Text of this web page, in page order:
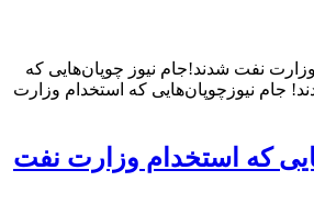
نفت شدند!جام نیوز چوپان‌هایی که
جام نیوزچوپان‌هایی که استخدام وزارت
که استخدام وزارت نفت